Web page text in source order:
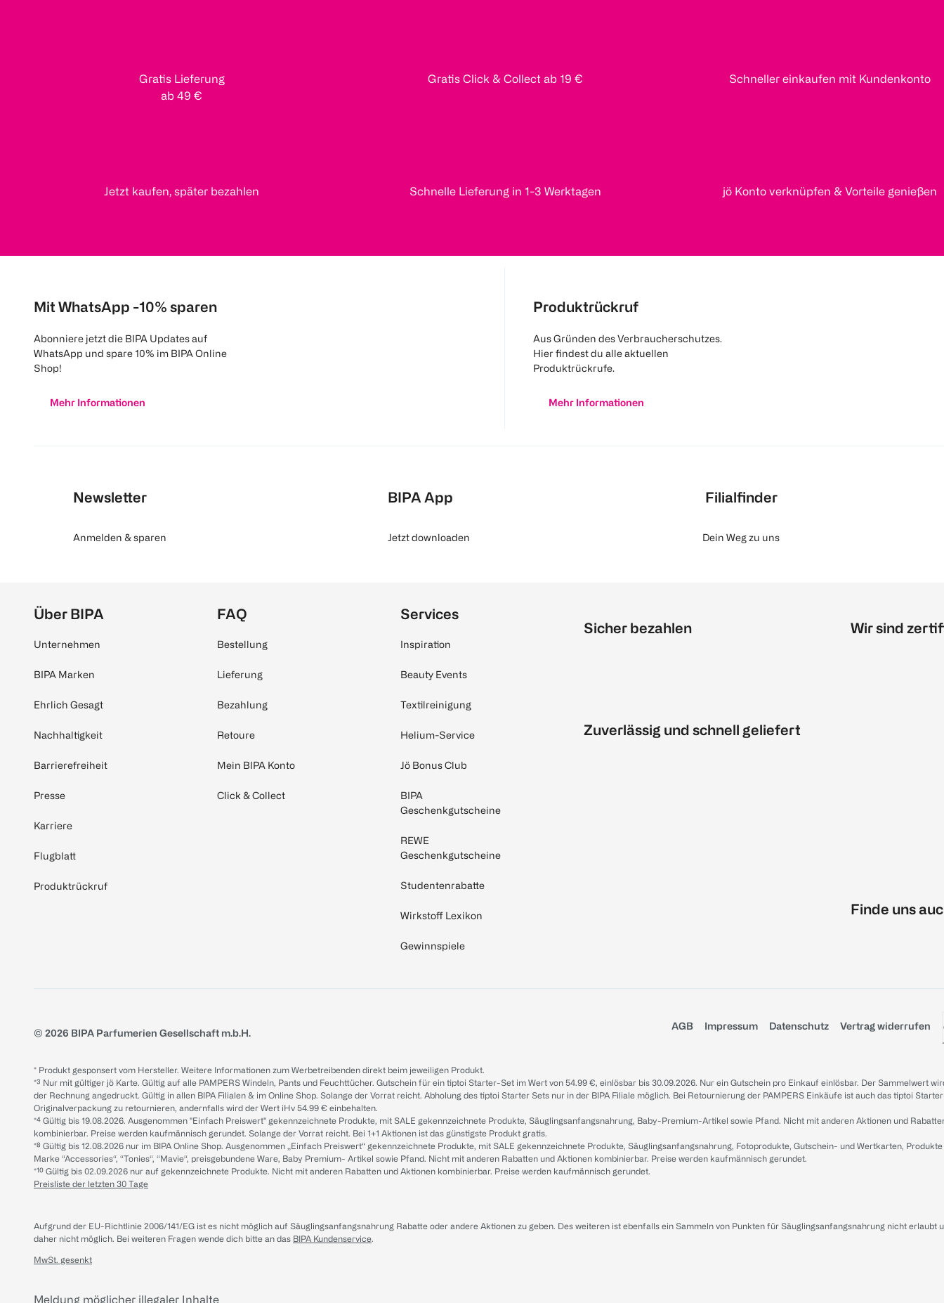
Gratis Lieferung
ab 49 €
Gratis Click & Collect ab 19 € Schneller einkaufen mit Kundenkonto
Jetzt kaufen, später bezahlen Schnelle Lieferung in 1-3 Werktagen jö Konto verknüpfen & Vorteile genießen
Mit WhatsApp -10% sparen
Abonniere jetzt die BIPA Updates auf
WhatsApp und spare 10% im BIPA Online
Shop!
Mehr Informationen
Produktrückruf
Aus Gründen des Verbraucherschutzes.
Hier findest du alle aktuellen
Produktrückrufe.
Mehr Informationen
Newsletter
Anmelden & sparen
BIPA App
Jetzt downloaden
Filialfinder
Dein Weg zu uns
Über BIPA
Unternehmen
BIPA Marken
Ehrlich Gesagt
Nachhaltigkeit
Barrierefreiheit
Presse
Karriere
Flugblatt
Produktrückruf
FAQ
Bestellung
Lieferung
Bezahlung
Retoure
Mein BIPA Konto
Click & Collect
Services
Inspiration
Beauty Events
Textilreinigung
Helium-Service
Jö Bonus Club
BIPA
Geschenkgutscheine
REWE
Geschenkgutscheine
Studentenrabatte
Wirkstoff Lexikon
Gewinnspiele
Sicher bezahlen
Zuverlässig und schnell geliefert
Wir sind
Finde uns
© 2026 BIPA Parfumerien Gesellschaft m.b.H.
AGB Impressum Datenschutz Vertrag widerrufen
* Produkt gesponsert vom Hersteller. Weitere Informationen zum Werbetreibenden direkt beim jeweiligen Produkt.
*³ Nur mit gültiger jö Karte. Gültig auf alle PAMPERS Windeln, Pants und Feuchttücher. Gutschein für ein tiptoi Starter-Set im Wert von 54.99 €, einlösbar bis 30.09.2026. Nur ein Gutschein pro Einkauf einlösbar. Der Sammelwert
der Rechnung angedruckt. Gültig in allen BIPA Filialen & im Online Shop. Solange der Vorrat reicht. Abholung des tiptoi Starter Sets nur in der BIPA Filiale möglich. Bei Retournierung der PAMPERS Einkäufe ist auch das tiptoi
Originalverpackung zu retournieren, andernfalls wird der Wert iHv 54.99 € einbehalten.
*⁴ Gültig bis 19.08.2026. Ausgenommen "Einfach Preiswert" gekennzeichnete Produkte, mit SALE gekennzeichnete Produkte, Säuglingsanfangsnahrung, Baby-Premium-Artikel sowie Pfand. Nicht mit anderen Aktionen und
kombinierbar. Preise werden kaufmännisch gerundet. Solange der Vorrat reicht. Bei 1+1 Aktionen ist das günstigste Produkt gratis.
*⁸ Gültig bis 12.08.2026 nur im BIPA Online Shop. Ausgenommen „Einfach Preiswert“ gekennzeichnete Produkte, mit SALE gekennzeichnete Produkte, Säuglingsanfangsnahrung, Fotoprodukte, Gutschein- und Wertkarten,
Marke “Accessories“, “Tonies“, “Mavie“, preisgebundene Ware, Baby Premium- Artikel sowie Pfand. Nicht mit anderen Rabatten und Aktionen kombinierbar. Preise werden kaufmännisch gerundet.
*¹⁰ Gültig bis 02.09.2026 nur auf gekennzeichnete Produkte. Nicht mit anderen Rabatten und Aktionen kombinierbar. Preise werden kaufmännisch gerundet.
Preisliste der letzten 30 Tage
Aufgrund der EU-Richtlinie 2006/141/EG ist es nicht möglich auf Säuglingsanfangsnahrung Rabatte oder andere Aktionen zu geben. Des weiteren ist ebenfalls ein Sammeln von Punkten für Säuglingsanfangsnahrung nicht erlaubt
daher nicht möglich. Bei weiteren Fragen wende dich bitte an das BIPA Kundenservice.
MwSt. gesenkt
Meldung möglicher illegaler Inhalte